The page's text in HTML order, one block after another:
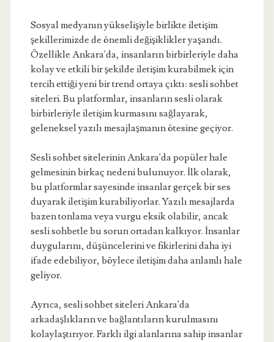
Sosyal medyanın yükselişiyle birlikte iletişim
şekillerimizde de önemli değişiklikler yaşandı.
Özellikle Ankara'da, insanların birbirleriyle daha
kolay ve etkili bir şekilde iletişim kurabilmek için
tercih ettiği yeni bir trend ortaya çıktı: sesli sohbet
siteleri. Bu platformlar, insanların sesli olarak
birbirleriyle iletişim kurmasını sağlayarak,
geleneksel yazılı mesajlaşmanın ötesine geçiyor.
Sesli sohbet sitelerinin Ankara'da popüler hale
gelmesinin birkaç nedeni bulunuyor. İlk olarak,
bu platformlar sayesinde insanlar gerçek bir ses
duyarak iletişim kurabiliyorlar. Yazılı mesajlarda
bazen tonlama veya vurgu eksik olabilir, ancak
sesli sohbetle bu sorun ortadan kalkıyor. İnsanlar
duygularını, düşüncelerini ve fikirlerini daha iyi
ifade edebiliyor, böylece iletişim daha anlamlı hale
geliyor.
Ayrıca, sesli sohbet siteleri Ankara'da
arkadaşlıkların ve bağlantıların kurulmasını
kolaylaştırıyor. Farklı ilgi alanlarına sahip insanlar